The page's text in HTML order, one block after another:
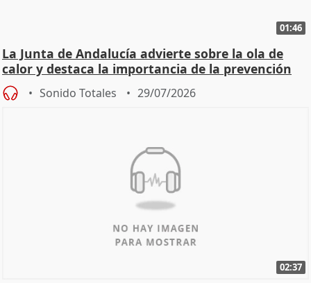
01:46
La Junta de Andalucía advierte sobre la ola de
calor y destaca la importancia de la prevención
Sonido Totales 29/07/2026
02:37